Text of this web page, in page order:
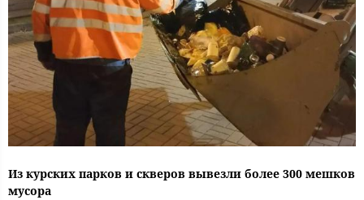
Из курских парков и скверов вывезли более 300 мешков
мусора